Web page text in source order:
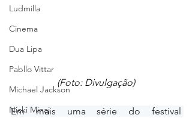
Ludmilla
Cinema
Dua Lipa
Pabllo Vittar
Michael Jackson
Nicki Minaj
(Foto: Divulgação)
Em mais uma série do festival